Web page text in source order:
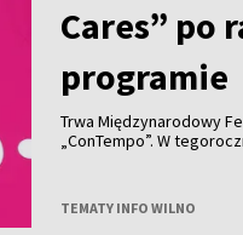
Cares” po
programie
Trwa Międzynarodowy
„ConTempo”. W tegorocznym programie nie zabrakło również polskich
„Who Cares”.
TEMATY INFO WILNO